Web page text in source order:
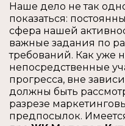
Наше дело не так
показаться:
сфера нашей
важные задания по
требований. Как уже
непосредственные
прогресса, вне
должны быть
разрезе
предпосылок.